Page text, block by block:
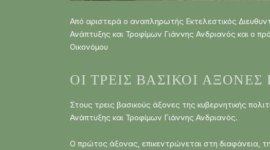
Από αριστερά ο αναπληρωτής Εκτελεστικός
Ανάπτυξης και Τροφίμων Γιάννης Ανδριανός και ο
Οικονόμου
ΟΙ ΤΡΕΙΣ ΒΑΣΙΚΟΊ
Στους τρεις βασικούς άξονες της κυβερνητικής
Ανάπτυξης και Τροφίμων Γιάννης Ανδριανός.
Ο πρώτος άξονας, επικεντρώνεται στη διαφάνεια,